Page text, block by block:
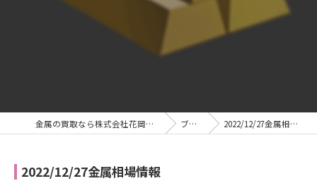
金属の買取なら株式会社花岡金属商会 ブログ 2022/12/27金属相場情報
2022/12/27金属相場情報